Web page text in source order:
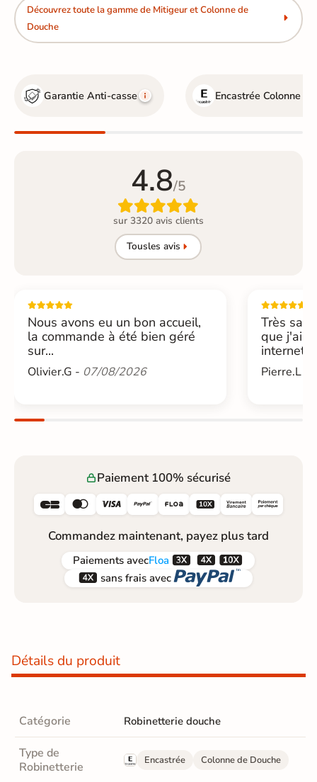
Découvrez toute la gamme de Mitigeur et Colonne de
Douche
Garantie Anti-casse Encastrée Colonne
4.8/5

sur 3320 avis clients
Tousles avis
Nous avons eu un bon accueil,
la commande à été bien géré
sur...
Olivier.G - 07/08/2026
Très
que j'ai
internet....
Pierre.L -
Paiement 100% sécurisé
     
Commandez maintenant, payez plus tard
Paiements avecFloa  
 sans frais avec 
Détails du produit
Catégorie Robinetterie douche
Type de
Robinetterie
Encastrée Colonne de Douche